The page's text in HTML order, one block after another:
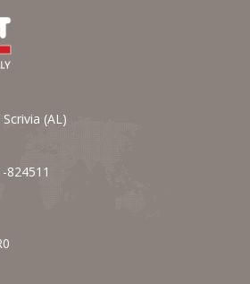
(AL)
824511